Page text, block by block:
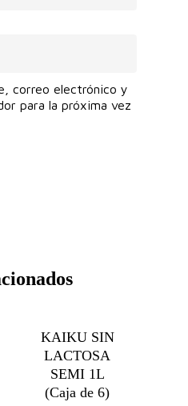
correo electrónico y
para la próxima vez
KAIKU SIN
LACTOSA
SEMI 1L
(Caja de 6)